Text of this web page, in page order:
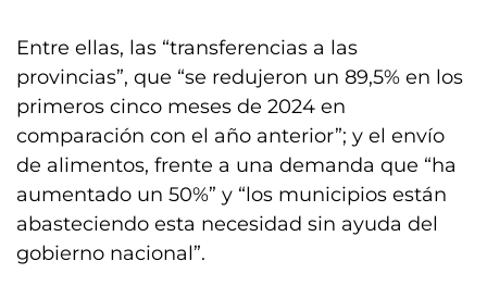
Entre ellas, las “transferencias a las
provincias”, que “se redujeron un 89,5% en los
primeros cinco meses de 2024 en
comparación con el año anterior”; y el envío
de alimentos, frente a una demanda que “ha
aumentado un 50%” y “los municipios están
abasteciendo esta necesidad sin ayuda del
gobierno nacional”.